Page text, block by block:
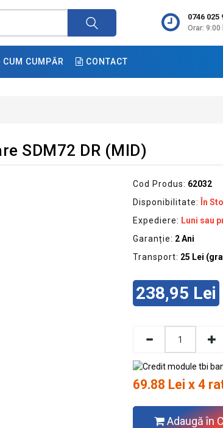
0746 025
Orar: 9:00
CUM CUMPĂR CONTACT
SDM72 DR (MID)
Cod Produs: 62032
Disponibilitate:
În
Expediere: Luni sau
Garanție: 2 Ani
Transport: 25 Lei
238,95 Lei
69.88 Lei x 4
Adaugă în